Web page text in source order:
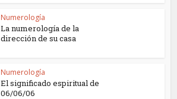
Numerología
La numerología de la
dirección de su casa
Numerología
El significado espiritual de
06/06/06